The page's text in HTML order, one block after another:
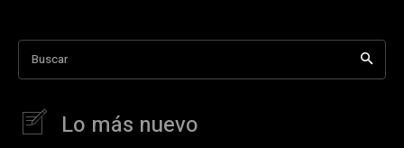
Buscar
Lo más nuevo